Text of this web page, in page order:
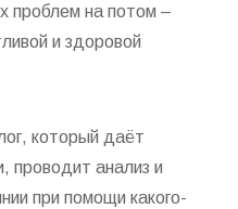
проблем на потом –
и здоровой
который даёт
проводит анализ и
при помощи какого-